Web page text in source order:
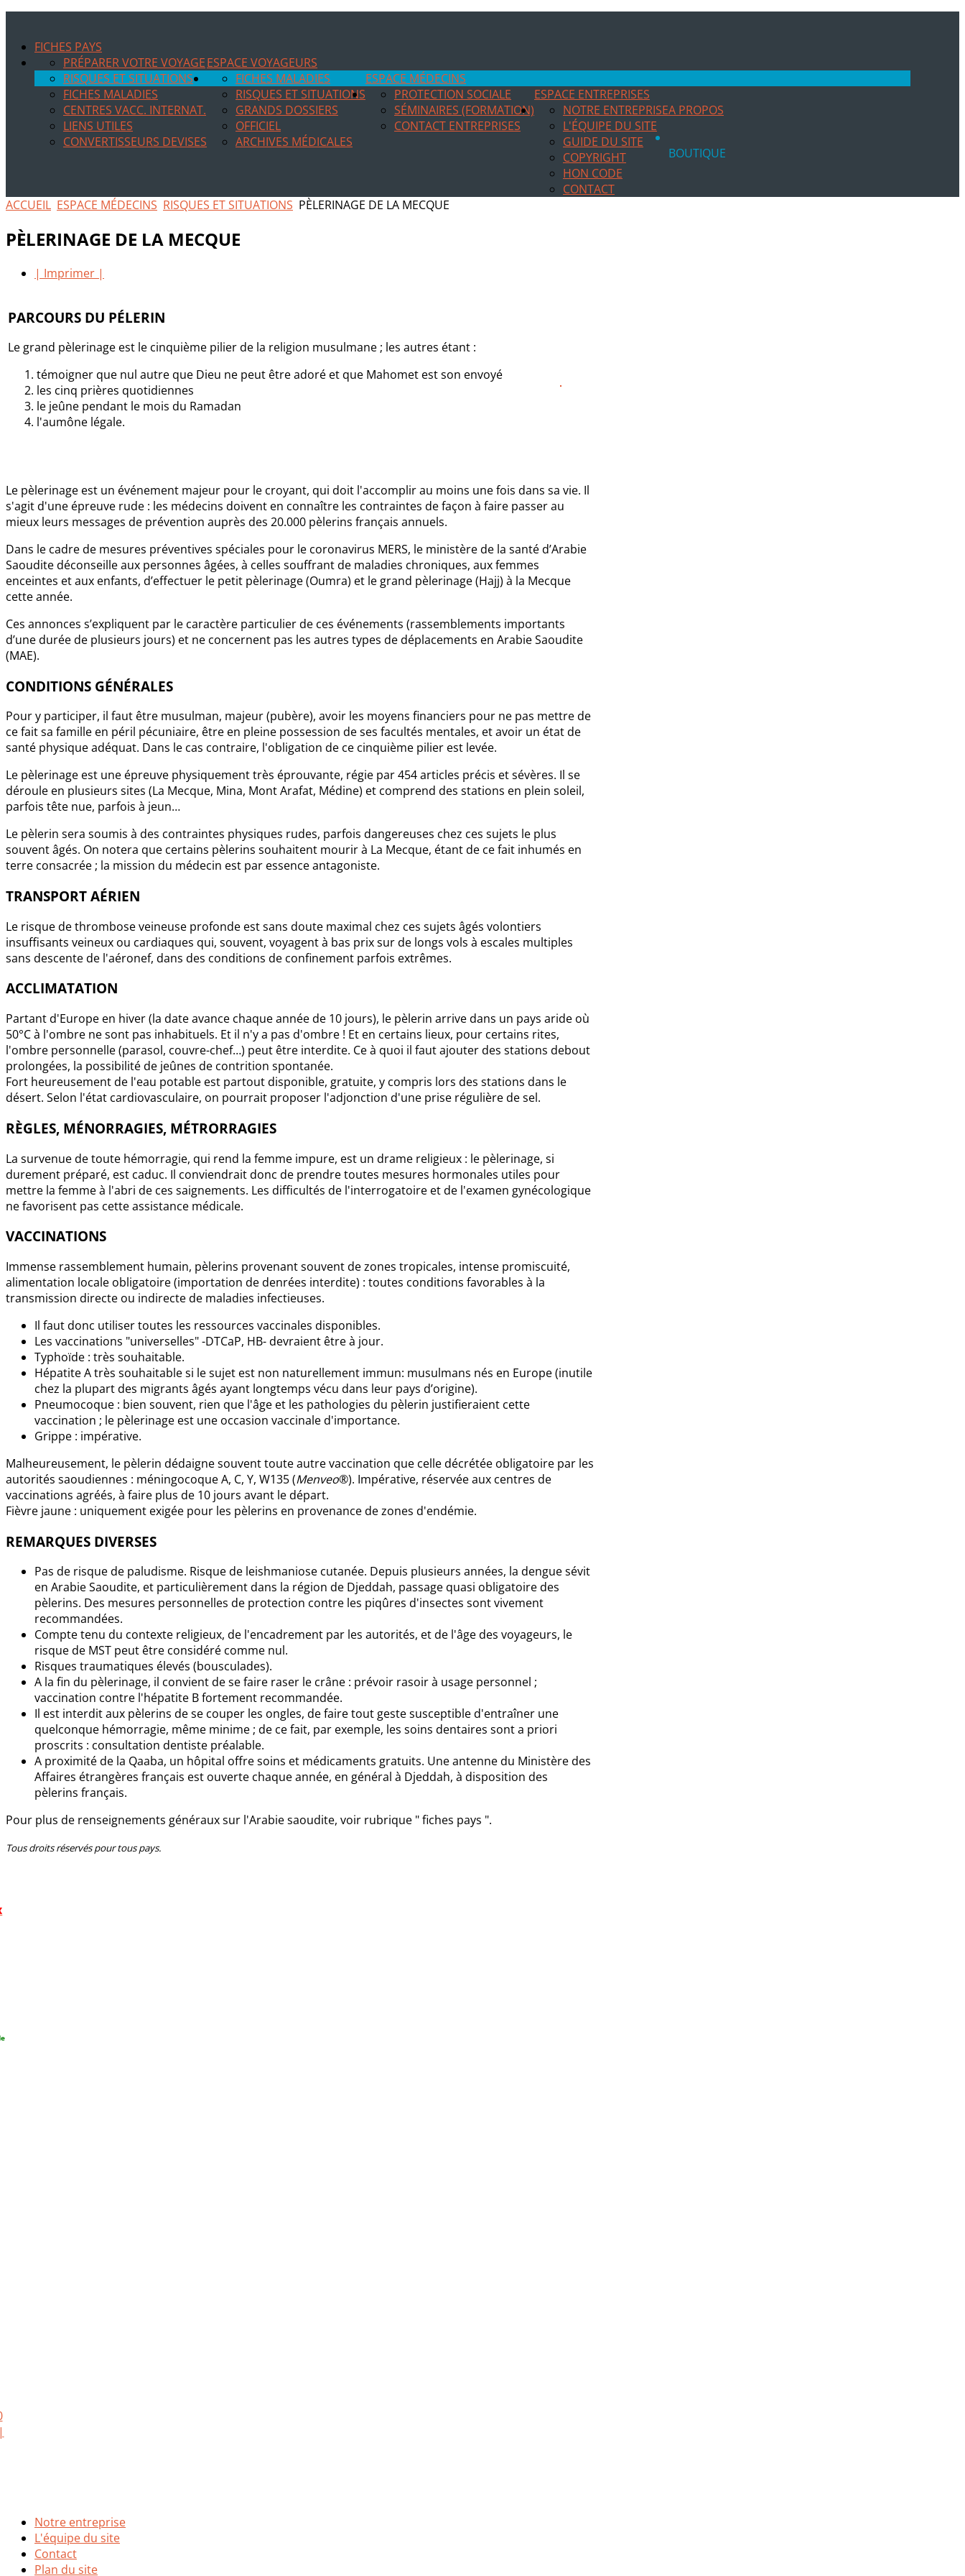
FICHES PAYS
ESPACE VOYAGEURS
PRÉPARER VOTRE VOYAGE
RISQUES ET SITUATIONS
FICHES MALADIES
CENTRES VACC. INTERNAT.
LIENS UTILES
CONVERTISSEURS DEVISES
ESPACE MÉDECINS
FICHES MALADIES
RISQUES ET SITUATIONS
GRANDS DOSSIERS
OFFICIEL
ARCHIVES MÉDICALES
ESPACE ENTREPRISES
PROTECTION SOCIALE
SÉMINAIRES (FORMATION)
CONTACT ENTREPRISES
A PROPOS
NOTRE ENTREPRISE
L'ÉQUIPE DU SITE
GUIDE DU SITE
COPYRIGHT
HON CODE
CONTACT
BOUTIQUE
ACCUEIL ESPACE MÉDECINS RISQUES ET SITUATIONS PÈLERINAGE DE LA MECQUE
PÈLERINAGE DE LA MECQUE
| Imprimer |
PARCOURS DU PÉLERIN
Le grand pèlerinage est le cinquième pilier de la religion musulmane ; les autres étant :
témoigner que nul autre que Dieu ne peut être adoré et que Mahomet est son envoyé
les cinq prières quotidiennes
le jeûne pendant le mois du Ramadan
l'aumône légale.
Le pèlerinage est un événement majeur pour le croyant, qui doit l'accomplir au moins une fois dans sa vie. Il
s'agit d'une épreuve rude : les médecins doivent en connaître les contraintes de façon à faire passer au
mieux leurs messages de prévention auprès des 20.000 pèlerins français annuels.
Dans le cadre de mesures préventives spéciales pour le coronavirus MERS, le ministère de la santé d’Arabie
Saoudite déconseille aux personnes âgées, à celles souffrant de maladies chroniques, aux femmes
enceintes et aux enfants, d’effectuer le petit pèlerinage (Oumra) et le grand pèlerinage (Hajj) à la Mecque
cette année.
Ces annonces s’expliquent par le caractère particulier de ces événements (rassemblements importants
d’une durée de plusieurs jours) et ne concernent pas les autres types de déplacements en Arabie Saoudite
(MAE).
CONDITIONS GÉNÉRALES
Pour y participer, il faut être musulman, majeur (pubère), avoir les moyens financiers pour ne pas mettre de
ce fait sa famille en péril pécuniaire, être en pleine possession de ses facultés mentales, et avoir un état de
santé physique adéquat. Dans le cas contraire, l'obligation de ce cinquième pilier est levée.
Le pèlerinage est une épreuve physiquement très éprouvante, régie par 454 articles précis et sévères. Il se
déroule en plusieurs sites (La Mecque, Mina, Mont Arafat, Médine) et comprend des stations en plein soleil,
parfois tête nue, parfois à jeun…
Le pèlerin sera soumis à des contraintes physiques rudes, parfois dangereuses chez ces sujets le plus
souvent âgés. On notera que certains pèlerins souhaitent mourir à La Mecque, étant de ce fait inhumés en
terre consacrée ; la mission du médecin est par essence antagoniste.
TRANSPORT AÉRIEN
Le risque de thrombose veineuse profonde est sans doute maximal chez ces sujets âgés volontiers
insuffisants veineux ou cardiaques qui, souvent, voyagent à bas prix sur de longs vols à escales multiples
sans descente de l'aéronef, dans des conditions de confinement parfois extrêmes.
ACCLIMATATION
Partant d'Europe en hiver (la date avance chaque année de 10 jours), le pèlerin arrive dans un pays aride où
50°C à l'ombre ne sont pas inhabituels. Et il n'y a pas d'ombre ! Et en certains lieux, pour certains rites,
l'ombre personnelle (parasol, couvre-chef…) peut être interdite. Ce à quoi il faut ajouter des stations debout
prolongées, la possibilité de jeûnes de contrition spontanée.
Fort heureusement de l'eau potable est partout disponible, gratuite, y compris lors des stations dans le
désert. Selon l'état cardiovasculaire, on pourrait proposer l'adjonction d'une prise régulière de sel.
RÈGLES, MÉNORRAGIES, MÉTRORRAGIES
La survenue de toute hémorragie, qui rend la femme impure, est un drame religieux : le pèlerinage, si
durement préparé, est caduc. Il conviendrait donc de prendre toutes mesures hormonales utiles pour
mettre la femme à l'abri de ces saignements. Les difficultés de l'interrogatoire et de l'examen gynécologique
ne favorisent pas cette assistance médicale.
VACCINATIONS
Immense rassemblement humain, pèlerins provenant souvent de zones tropicales, intense promiscuité,
alimentation locale obligatoire (importation de denrées interdite) : toutes conditions favorables à la
transmission directe ou indirecte de maladies infectieuses.
Il faut donc utiliser toutes les ressources vaccinales disponibles.
Les vaccinations "universelles" -DTCaP, HB- devraient être à jour.
Typhoïde : très souhaitable.
Hépatite A très souhaitable si le sujet est non naturellement immun: musulmans nés en Europe (inutile
chez la plupart des migrants âgés ayant longtemps vécu dans leur pays d’origine).
Pneumocoque : bien souvent, rien que l'âge et les pathologies du pèlerin justifieraient cette
vaccination ; le pèlerinage est une occasion vaccinale d'importance.
Grippe : impérative.
Malheureusement, le pèlerin dédaigne souvent toute autre vaccination que celle décrétée obligatoire par les
autorités saoudiennes : méningocoque A, C, Y, W135 (Menveo®). Impérative, réservée aux centres de
vaccinations agréés, à faire plus de 10 jours avant le départ.
Fièvre jaune : uniquement exigée pour les pèlerins en provenance de zones d'endémie.
REMARQUES DIVERSES
Pas de risque de paludisme. Risque de leishmaniose cutanée. Depuis plusieurs années, la dengue sévit
en Arabie Saoudite, et particulièrement dans la région de Djeddah, passage quasi obligatoire des
pèlerins. Des mesures personnelles de protection contre les piqûres d'insectes sont vivement
recommandées.
Compte tenu du contexte religieux, de l'encadrement par les autorités, et de l'âge des voyageurs, le
risque de MST peut être considéré comme nul.
Risques traumatiques élevés (bousculades).
A la fin du pèlerinage, il convient de se faire raser le crâne : prévoir rasoir à usage personnel ;
vaccination contre l'hépatite B fortement recommandée.
Il est interdit aux pèlerins de se couper les ongles, de faire tout geste susceptible d'entraîner une
quelconque hémorragie, même minime ; de ce fait, par exemple, les soins dentaires sont a priori
proscrits : consultation dentiste préalable.
A proximité de la Qaaba, un hôpital offre soins et médicaments gratuits. Une antenne du Ministère des
Affaires étrangères français est ouverte chaque année, en général à Djeddah, à disposition des
pèlerins français.
Pour plus de renseignements généraux sur l'Arabie saoudite, voir rubrique " fiches pays ".
Tous droits réservés pour tous pays.
Notre entreprise
L'équipe du site
Contact
Plan du site